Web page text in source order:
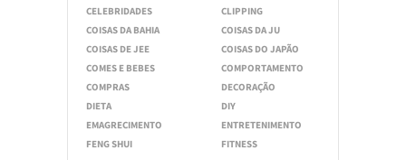
CELEBRIDADES
CLIPPING
COISAS DA BAHIA
COISAS DA JU
COISAS DE JEE
COISAS DO JAPÃO
COMES E BEBES
COMPORTAMENTO
COMPRAS
DECORAÇÃO
DIETA
DIY
EMAGRECIMENTO
ENTRETENIMENTO
FENG SHUI
FITNESS